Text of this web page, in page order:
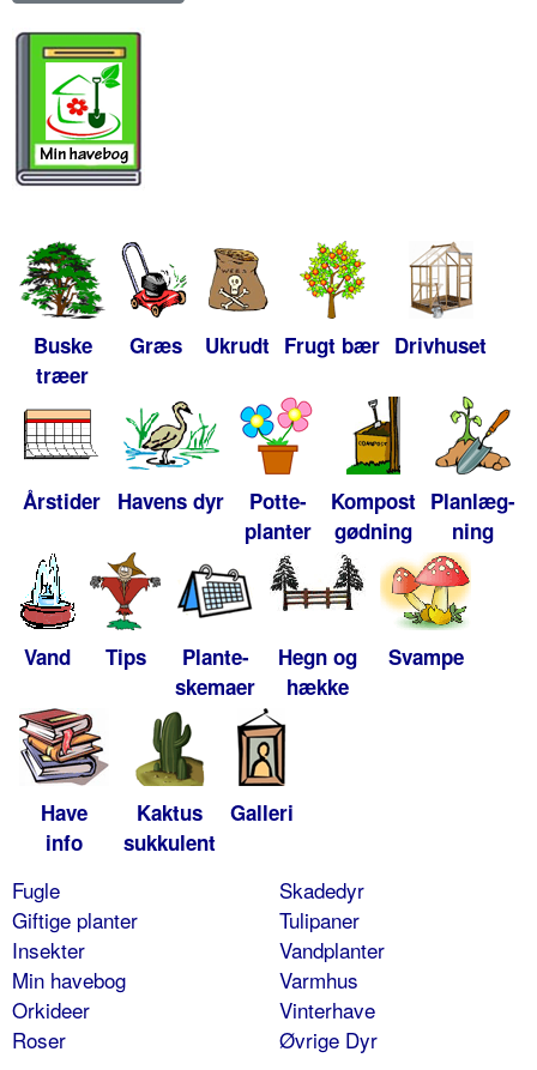
Buske
træer
Græs Ukrudt Frugt bær Drivhuset
Årstider Havens dyr
Potte-
planter
Kompost
gødning
Planlæg-
ning
Vand Tips
Plante-
skemaer
Hegn og
hække
Svampe
Have
info
Kaktus
sukkulent
Galleri
Fugle
Giftige planter
Insekter
Min havebog
Orkideer
Roser
Skadedyr
Tulipaner
Vandplanter
Varmhus
Vinterhave
Øvrige Dyr